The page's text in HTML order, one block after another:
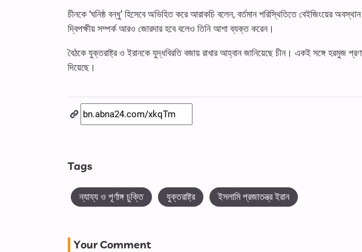
চীনকে ‘ঘনিষ্ঠ বন্ধু’ হিসেবে অভিহিত করে আরাকচি বলেন, বর্তমান পরিস্থিতিতে বেইজিংয়ের
দ্বিপক্ষীয় সম্পর্ক আরও জোরদার হবে বলেও তিনি আশা ব্যক্ত করেন।
বৈঠকে যুক্তরাষ্ট্র ও ইরানকে যুদ্ধবিরতি বজায় রাখার আহ্বান জানিয়েছে চীন। একই সঙ্গে হরমুজ
দিয়েছে।
Tags
ন্যায্য ও পূর্ণাঙ্গ চুক্তি যুক্তরাষ্ট্র ইসলামি প্রজাতন্ত্র ইরান
Your Comment